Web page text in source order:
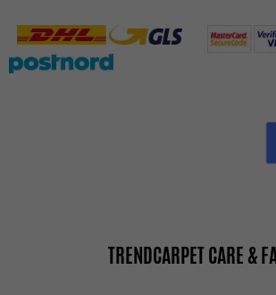
TRENDCARPET CARE &